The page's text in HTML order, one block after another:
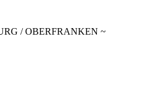
/ OBERFRANKEN ~